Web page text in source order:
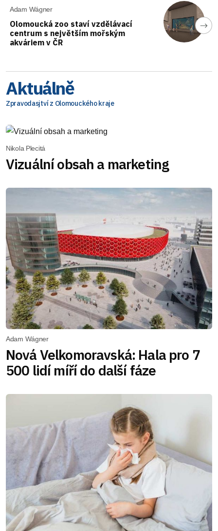
Adam Wágner
Olomoucká zoo staví vzdělávací
centrum s největším mořským
akváriem v ČR
Aktuálně
Zpravodasjtví z Olomouckého kraje
Nikola Plecitá
Vizuální obsah a marketing
Adam Wágner
Nová Velkomoravská: Hala pro 7
500 lidí míří do další fáze